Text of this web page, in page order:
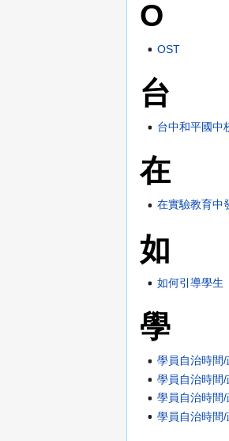
O
OST
台
台中和平國中
在
在實驗教育中
如
如何引導學生
學
學員自治時間
學員自治時間
學員自治時間
學員自治時間